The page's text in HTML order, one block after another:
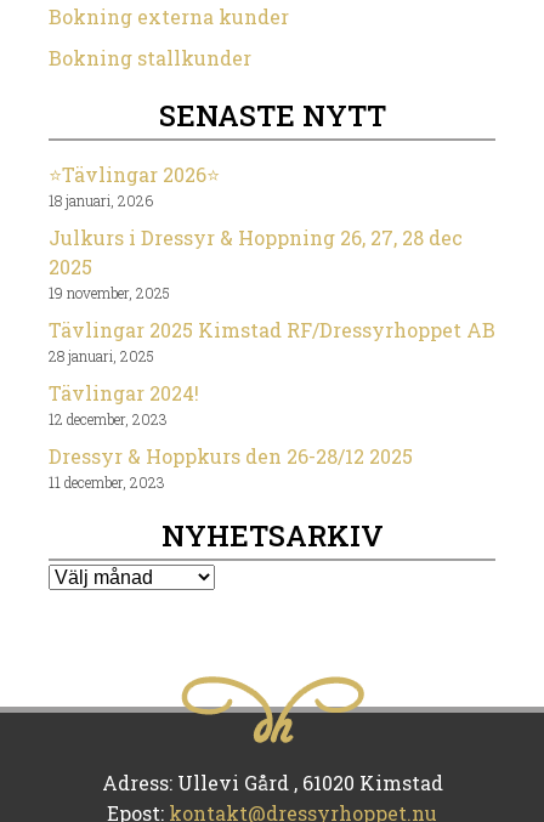
Bokning externa kunder
Bokning stallkunder
SENASTE NYTT
⭐️Tävlingar 2026⭐️
18 januari, 2026
Julkurs i Dressyr & Hoppning 26, 27, 28 dec
2025
19 november, 2025
Tävlingar 2025 Kimstad RF/Dressyrhoppet AB
28 januari, 2025
Tävlingar 2024!
12 december, 2023
Dressyr & Hoppkurs den 26-28/12 2025
11 december, 2023
NYHETSARKIV
Nyhetsarkiv
Adress: Ullevi Gård , 61020 Kimstad
Epost: kontakt@dressyrhoppet.nu